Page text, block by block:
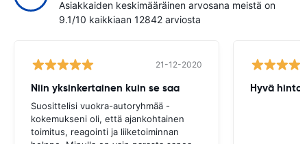
Asiakkaiden keskimääräinen arvosana meistä on
9.1/10 kaikkiaan 12842 arviosta
21-12-2020
Niin yksinkertainen kuin se saa
Suosittelisi vuokra-autoryhmää -
kokemukseni oli, että ajankohtainen
toimitus, reagointi ja liiketoiminnan
Hyvä